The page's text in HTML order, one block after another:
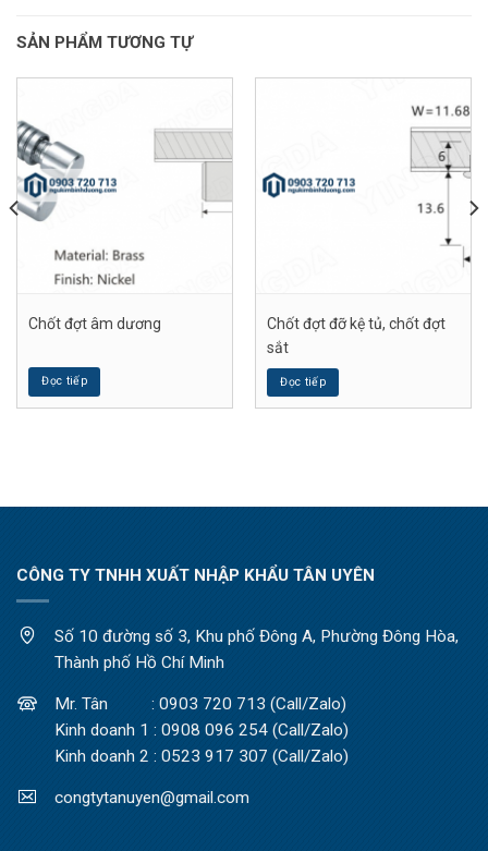
SẢN PHẨM TƯƠNG TỰ
Chốt đợt âm dương
Đọc tiếp
Chốt đợt đỡ kệ tủ, chốt đợt
sắt
Đọc tiếp
CÔNG TY TNHH XUẤT NHẬP KHẨU TÂN UYÊN
Số 10 đường số 3, Khu phố Đông A, Phường Đông Hòa,
Thành phố Hồ Chí Minh
Mr. Tân : 0903 720 713 (Call/Zalo)
Kinh doanh 1 : 0908 096 254 (Call/Zalo)
Kinh doanh 2 : 0523 917 307 (Call/Zalo)
congtytanuyen@gmail.com